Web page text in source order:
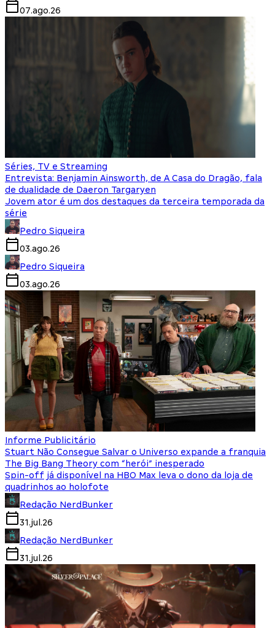
07.ago.26
Séries, TV e Streaming
Entrevista: Benjamin Ainsworth, de A Casa do Dragão, fala
de dualidade de Daeron Targaryen
Jovem ator é um dos destaques da terceira temporada da
série
Pedro Siqueira
03.ago.26
Pedro Siqueira
03.ago.26
Informe Publicitário
Stuart Não Consegue Salvar o Universo expande a franquia
The Big Bang Theory com “herói” inesperado
Spin-off já disponível na HBO Max leva o dono da loja de
quadrinhos ao holofote
Redação NerdBunker
31.jul.26
Redação NerdBunker
31.jul.26